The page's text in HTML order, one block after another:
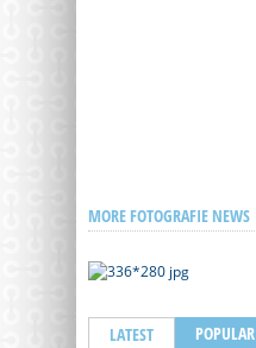
MORE FOTOGRAFIE NEWS
LATEST POPULAR